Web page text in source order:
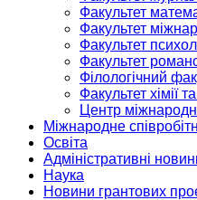
Факультет
Факультет
Факультет
Факультет
Філологічний
Факультет хімії
Центр
Міжнародне
Освіта
Адміністративні
Наука
Новини грантових